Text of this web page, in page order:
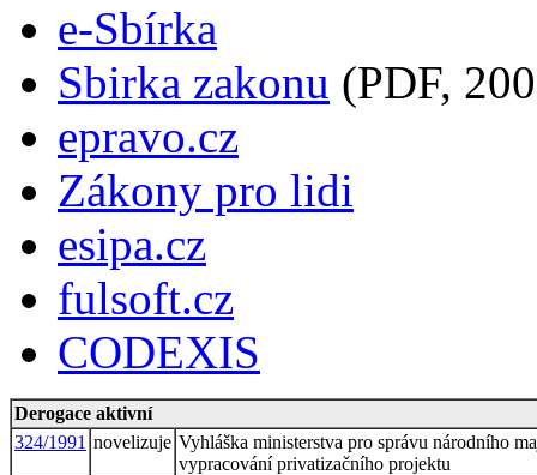
e-Sbírka
Sbirka zakonu (PDF,
epravo.cz
Zákony pro lidi
esipa.cz
fulsoft.cz
CODEXIS
Derogace aktivní
324/1991 novelizuje Vyhláška ministerstva pro správu národního
vypracování privatizačního projektu